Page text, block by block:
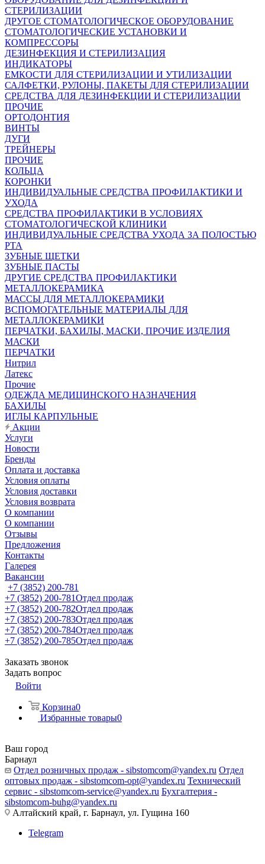
СТЕРИЛИЗАЦИИ
ДРУГОЕ СТОМАТОЛОГИЧЕСКОЕ ОБОРУДОВАНИЕ
СТОМАТОЛОГИЧЕСКИЕ УСТАНОВКИ И
КОМПРЕССОРЫ
ДЕЗИНФЕКЦИЯ И СТЕРИЛИЗАЦИЯ
ИНДИКАТОРЫ
ЕМКОСТИ ДЛЯ СТЕРИЛИЗАЦИИ И УТИЛИЗАЦИИ
САЛФЕТКИ, РУЛОНЫ, ПАКЕТЫ ДЛЯ СТЕРИЛИЗАЦИИ
СРЕДСТВА ДЛЯ ДЕЗИНФЕКЦИИ И СТЕРИЛИЗАЦИИ
ПРОЧИЕ
ОРТОДОНТИЯ
ВИНТЫ
ДУГИ
ТРЕЙНЕРЫ
ПРОЧИЕ
КОЛЬЦА
КОРОНКИ
ИНДИВИДУАЛЬНЫЕ СРЕДСТВА ПРОФИЛАКТИКИ И
УХОДА
СРЕДСТВА ПРОФИЛАКТИКИ В УСЛОВИЯХ
СТОМАТОЛОГИЧЕСКОЙ КЛИНИКИ
ИНДИВИДУАЛЬНЫЕ СРЕДСТВА УХОДА ЗА ПОЛОСТЬЮ
РТА
ЗУБНЫЕ ЩЕТКИ
ЗУБНЫЕ ПАСТЫ
ДРУГИЕ СРЕДСТВА ПРОФИЛАКТИКИ
МЕТАЛЛОКЕРАМИКА
МАССЫ ДЛЯ МЕТАЛЛОКЕРАМИКИ
ВСПОМОГАТЕЛЬНЫЕ МАТЕРИАЛЫ ДЛЯ
МЕТАЛЛОКЕРАМИКИ
ПЕРЧАТКИ, БАХИЛЫ, МАСКИ, ПРОЧИЕ ИЗДЕЛИЯ
МАСКИ
ПЕРЧАТКИ
Нитрил
Латекс
Прочие
ОДЕЖДА МЕДИЦИНСКОГО НАЗНАЧЕНИЯ
БАХИЛЫ
ИГЛЫ КАРПУЛЬНЫЕ
Акции
Услуги
Новости
Бренды
Оплата и доставка
Условия оплаты
Условия доставки
Условия возврата
О компании
О компании
Отзывы
Предложения
Контакты
Галерея
Вакансии
+7 (3852) 200-781
+7 (3852) 200-781Отдел продаж
+7 (3852) 200-782Отдел продаж
+7 (3852) 200-783Отдел продаж
+7 (3852) 200-784Отдел продаж
+7 (3852) 200-785Отдел продаж
Заказать звонок
Задать вопрос
Войти
Корзина0
Избранные товары0
Ваш город
Барнаул
Отдел розничных продаж - sibstomcom@yandex.ru Отдел
оптовых продаж - sibstomcom-opt@yandex.ru Технический
сервис - sibstomcom-service@yandex.ru Бухгалтерия -
sibstomcom-buhg@yandex.ru
Алтайский край, г. Барнаул, ул. Гущина 160
Telegram